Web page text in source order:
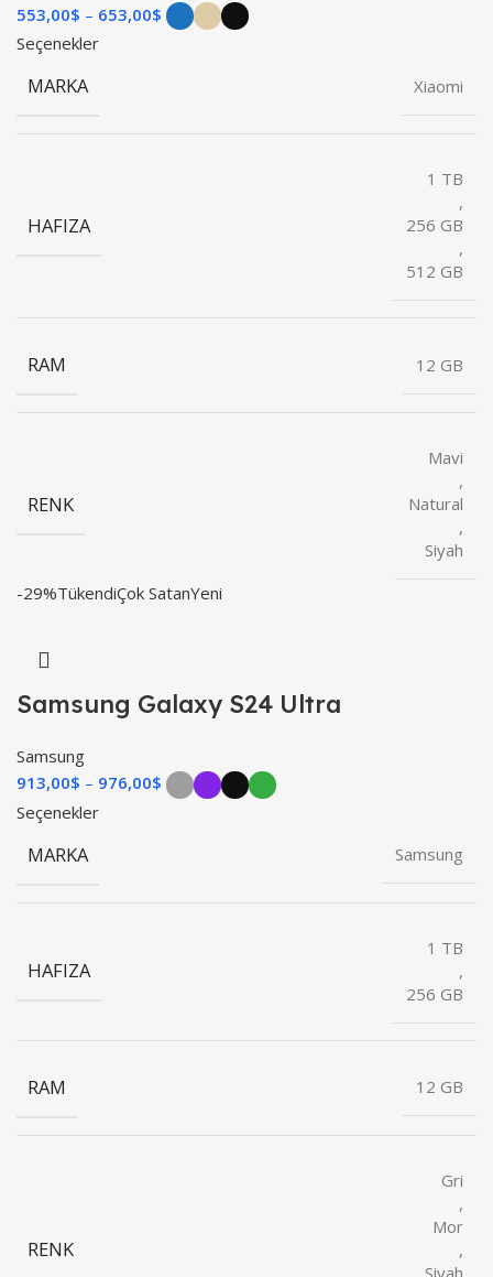
553,00$ 653,00$
Seçenekler
MARKA Xiaomi
HAFIZA
1 TB
,
256 GB
,
512 GB
RAM 12 GB
RENK
Mavi
,
Natural
,
Siyah
-29%TükendiÇok SatanYeni
Samsung Galaxy S24 Ultra
Samsung
913,00$ 976,00$
Seçenekler
MARKA Samsung
HAFIZA
1 TB
,
256 GB
RAM 12 GB
RENK
Gri
,
Mor
,
Siyah